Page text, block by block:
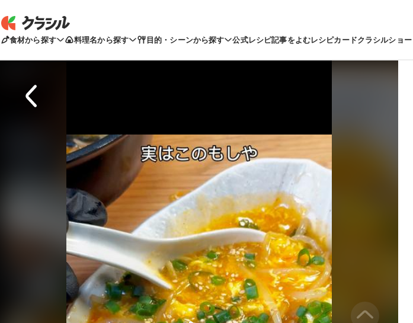
食材から探す 料理名から探す 目的・シーンから探す 公式レシピ記事をよむレシピカードクラシルショー